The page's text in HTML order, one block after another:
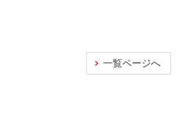
一覧ページへ